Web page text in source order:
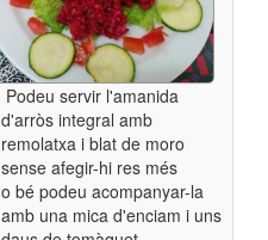
Podeu servir l'amanida
d'arròs integral amb
remolatxa i blat de moro
sense afegir-hi res més
o bé podeu acompanyar-la
amb una mica d'enciam i uns